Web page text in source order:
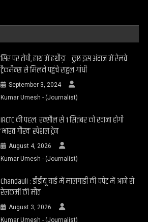
सिर पर टोपी, हाथ में हथौड़ा… कुछ इस अंदाज में रेलवे
ट्रैकमैन्स से मिलने पहुंचे राहुल गांधी
September 3, 2024
Kumar Umesh - (Journalist)
IRCTC की पहल: रक्सौल से 1 सितंबर को रवाना होगी
‘भारत गौरव’ स्पेशल ट्रेन
August 4, 2026
Kumar Umesh - (Journalist)
Chandauli : डीडीयू यार्ड में मालगाड़ी की चपेट में आने से
रेलकर्मी की मौत
August 3, 2026
Kumar Umesh - (Journalist)